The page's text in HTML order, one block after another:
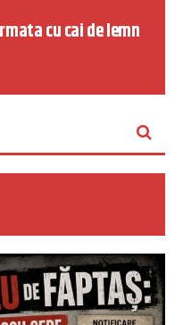
cu cai de lemn